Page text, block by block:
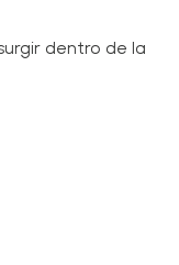
dentro de la